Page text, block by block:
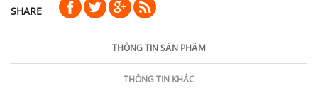
SHARE
THÔNG TIN SẢN PHẨM
THÔNG TIN KHÁC